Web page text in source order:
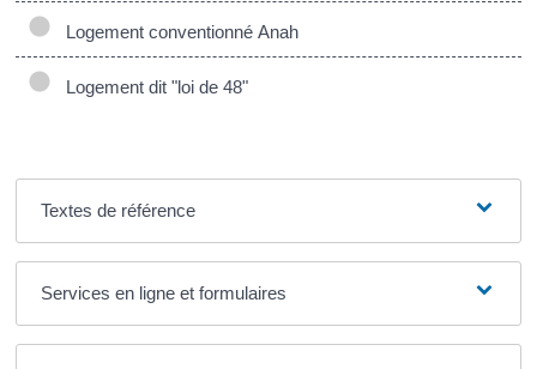
Logement conventionné Anah
Logement dit "loi de 48"
Textes de référence
Services en ligne et formulaires